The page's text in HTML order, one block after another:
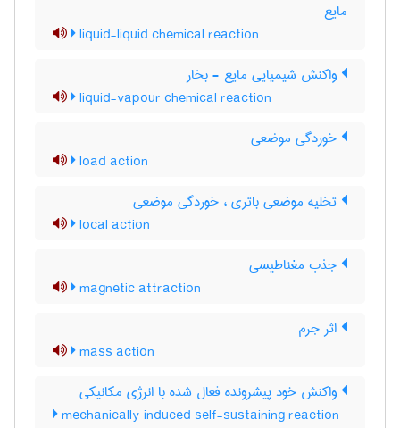
مایع
liquid-liquid chemical reaction
واکنش شیمیایی مایع - بخار
liquid-vapour chemical reaction
خوردگی موضعی
load action
تخلیه موضعی باتری ، خوردگی موضعی
local action
جذب مغناطیسی
magnetic attraction
اثر جرم
mass action
واکنش خود پیشرونده فعال شده با انرژی مکانیکی
mechanically induced self-sustaining reaction